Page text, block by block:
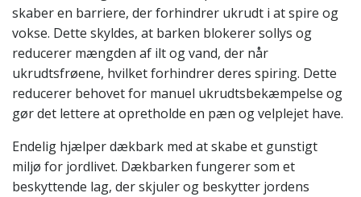
skaber en barriere, der forhindrer ukrudt i at spire og
vokse. Dette skyldes, at barken blokerer sollys og
reducerer mængden af ilt og vand, der når
ukrudtsfrøene, hvilket forhindrer deres spiring. Dette
reducerer behovet for manuel ukrudtsbekæmpelse og
gør det lettere at opretholde en pæn og velplejet have.
Endelig hjælper dækbark med at skabe et gunstigt
miljø for jordlivet. Dækbarken fungerer som et
beskyttende lag, der skjuler og beskytter jordens